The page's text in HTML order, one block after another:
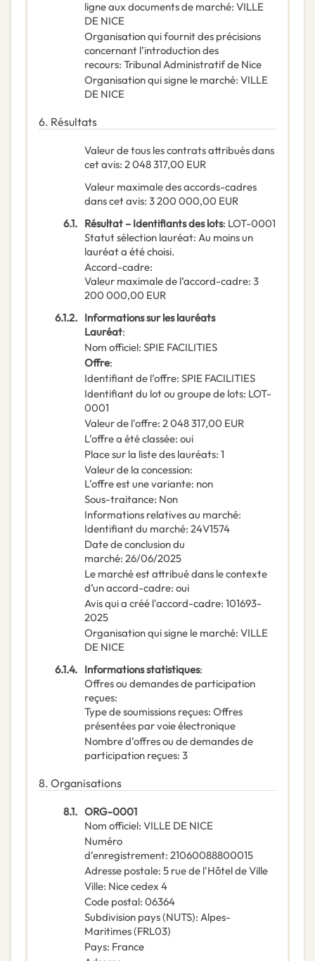
ligne aux documents de marché: VILLE
DE NICE
Organisation qui fournit des précisions
concernant l’introduction des
recours: Tribunal Administratif de Nice
Organisation qui signe le marché: VILLE
DE NICE
6. Résultats
Valeur de tous les contrats attribués dans
cet avis: 2 048 317,00 EUR
Valeur maximale des accords-cadres
dans cet avis: 3 200 000,00 EUR
6.1. Résultat – Identifiants des lots: LOT-0001
Statut sélection lauréat: Au moins un
lauréat a été choisi.
Accord-cadre:
Valeur maximale de l’accord-cadre: 3
200 000,00 EUR
6.1.2. Informations sur les lauréats
Lauréat:
Nom officiel: SPIE FACILITIES
Offre:
Identifiant de l’offre: SPIE FACILITIES
Identifiant du lot ou groupe de lots: LOT-
0001
Valeur de l'offre: 2 048 317,00 EUR
L’offre a été classée: oui
Place sur la liste des lauréats: 1
Valeur de la concession:
L’offre est une variante: non
Sous-traitance: Non
Informations relatives au marché:
Identifiant du marché: 24V1574
Date de conclusion du
marché: 26/06/2025
Le marché est attribué dans le contexte
d’un accord-cadre: oui
Avis qui a créé l'accord-cadre: 101693-
2025
Organisation qui signe le marché: VILLE
DE NICE
6.1.4. Informations statistiques:
Offres ou demandes de participation
reçues:
Type de soumissions reçues: Offres
présentées par voie électronique
Nombre d’offres ou de demandes de
participation reçues: 3
8. Organisations
8.1. ORG-0001
Nom officiel: VILLE DE NICE
Numéro
d’enregistrement: 21060088800015
Adresse postale: 5 rue de l'Hôtel de Ville
Ville: Nice cedex 4
Code postal: 06364
Subdivision pays (NUTS): Alpes-
Maritimes(FRL03)
Pays: France